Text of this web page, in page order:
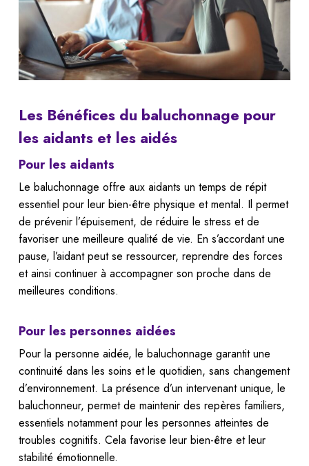
Les Bénéfices du baluchonnage pour
les aidants et les aidés
Pour les aidants
Le baluchonnage offre aux aidants un temps de répit
essentiel pour leur bien-être physique et mental. Il permet
de prévenir l’épuisement, de réduire le stress et de
favoriser une meilleure qualité de vie. En s’accordant une
pause, l’aidant peut se ressourcer, reprendre des forces
et ainsi continuer à accompagner son proche dans de
meilleures conditions.
Pour les personnes aidées
Pour la personne aidée, le baluchonnage garantit une
continuité dans les soins et le quotidien, sans changement
d’environnement. La présence d’un intervenant unique, le
baluchonneur, permet de maintenir des repères familiers,
essentiels notamment pour les personnes atteintes de
troubles cognitifs. Cela favorise leur bien-être et leur
stabilité émotionnelle.